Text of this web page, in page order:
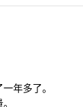
年多了。